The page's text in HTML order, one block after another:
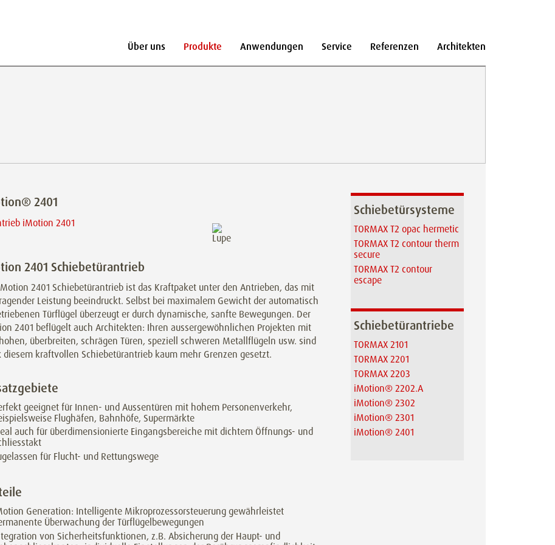
Über uns Produkte Anwendungen Service Referenzen Architekten
2401
2401 Schiebetürantrieb
2401 Schiebetürantrieb ist das Kraftpaket unter den Antrieben, das mit
Leistung beeindruckt. Selbst bei maximalem Gewicht der automatisch
Türflügel überzeugt er durch dynamische, sanfte Bewegungen. Der
2401 beflügelt auch Architekten: Ihren aussergewöhnlichen Projekten mit
überbreiten, schrägen Türen, speziell schweren Metallflügeln usw. sind
diesem kraftvollen Schiebetürantrieb kaum mehr Grenzen gesetzt.
geeignet für Innen- und Aussentüren mit hohem Personenverkehr,
Flughäfen, Bahnhöfe, Supermärkte
auch für überdimensionierte Eingangsbereiche mit dichtem Öffnungs- und
für Flucht- und Rettungswege
Generation: Intelligente Mikroprozessorsteuerung gewährleistet
Überwachung der Türflügelbewegungen
von Sicherheitsfunktionen, z.B. Absicherung der Haupt- und
Schiebetürsysteme
TORMAX T2 opac hermetic
TORMAX T2 contour therm
secure
TORMAX T2 contour
escape
Schiebetürantriebe
TORMAX 2101
TORMAX 2201
TORMAX 2203
iMotion® 2202.A
iMotion® 2302
iMotion® 2301
iMotion® 2401